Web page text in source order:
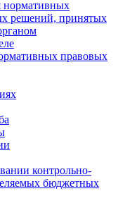
нормативных
решений, принятых
правовых
контрольно-
бюджетных